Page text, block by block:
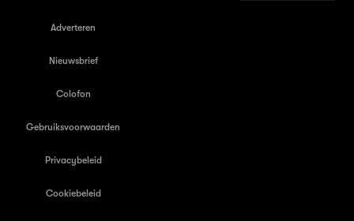
Adverteren
Nieuwsbrief
Colofon
Gebruiksvoorwaarden
Privacybeleid
Cookiebeleid